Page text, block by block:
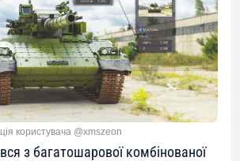
користувача @xmszeon
з багатошарової комбінованої